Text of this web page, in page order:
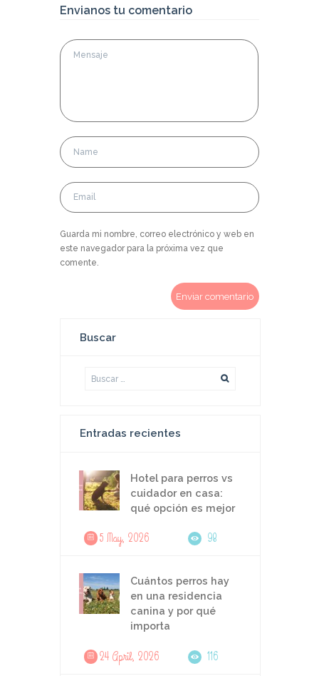
Envianos tu comentario
Guarda mi nombre, correo electrónico y web en
este navegador para la próxima vez que
comente.
Buscar
Entradas recientes
Hotel para perros vs
cuidador en casa:
qué opción es mejor
5 May, 2026 98
Cuántos perros hay
en una residencia
canina y por qué
importa
24 April, 2026 116